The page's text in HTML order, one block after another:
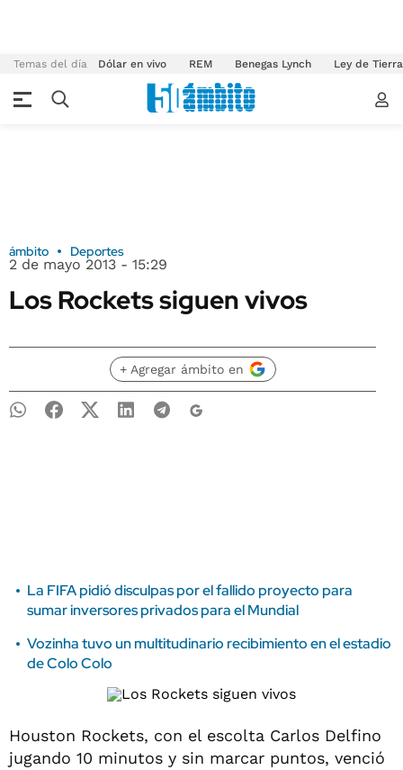
Temas del día Dólar en vivo REM Benegas Lynch Ley de
ámbito Deportes
2 de mayo 2013 - 15:29
Los Rockets siguen vivos
+ Agregar ámbito en
La FIFA pidió disculpas por el fallido proyecto para
sumar inversores privados para el Mundial
Vozinha tuvo un multitudinario recibimiento en el estadio
de Colo Colo
Houston Rockets, con el escolta Carlos Delfino
jugando 10 minutos y sin marcar puntos, venció